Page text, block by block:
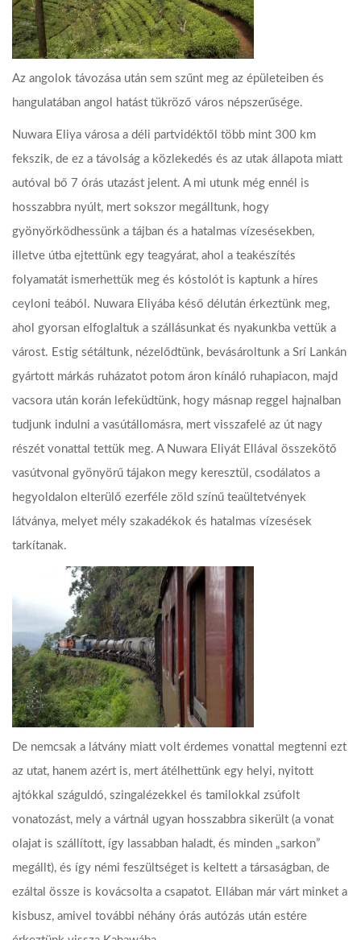
Az angolok távozása után sem szűnt meg az épületeiben és
hangulatában angol hatást tükröző város népszerűsége.
Nuwara Eliya városa a déli partvidéktől több mint 300 km
fekszik, de ez a távolság a közlekedés és az utak állapota miatt
autóval bő 7 órás utazást jelent. A mi utunk még ennél is
hosszabbra nyúlt, mert sokszor megálltunk, hogy
gyönyörködhessünk a tájban és a hatalmas vízesésekben,
illetve útba ejtettünk egy teagyárat, ahol a teakészítés
folyamatát ismerhettük meg és kóstolót is kaptunk a híres
ceyloni teából. Nuwara Eliyába késő délután érkeztünk meg,
ahol gyorsan elfoglaltuk a szállásunkat és nyakunkba vettük a
várost. Estig sétáltunk, nézelődtünk, bevásároltunk a Srí Lankán
gyártott márkás ruházatot potom áron kínáló ruhapiacon, majd
vacsora után korán lefeküdtünk, hogy másnap reggel hajnalban
tudjunk indulni a vasútállomásra, mert visszafelé az út nagy
részét vonattal tettük meg. A Nuwara Eliyát Ellával összekötő
vasútvonal gyönyörű tájakon megy keresztül, csodálatos a
hegyoldalon elterülő ezerféle zöld színű teaültetvények
látványa, melyet mély szakadékok és hatalmas vízesések
tarkítanak.
De nemcsak a látvány miatt volt érdemes vonattal megtenni ezt
az utat, hanem azért is, mert átélhettünk egy helyi, nyitott
ajtókkal száguldó, szingalézekkel és tamilokkal zsúfolt
vonatozást, mely a vártnál ugyan hosszabbra sikerült (a vonat
olajat is szállított, így lassabban haladt, és minden „sarkon”
megállt), és így némi feszültséget is keltett a társaságban, de
ezáltal össze is kovácsolta a csapatot. Ellában már várt minket a
kisbusz, amivel további néhány órás autózás után estére